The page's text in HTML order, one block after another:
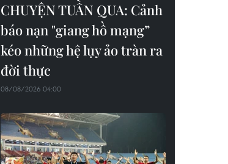
CHUYỆN TUẦN QUA: Cảnh
báo nạn "giang hồ mạng”
kéo những hệ lụy ảo tràn ra
đời thực
08/08/2026 04:00